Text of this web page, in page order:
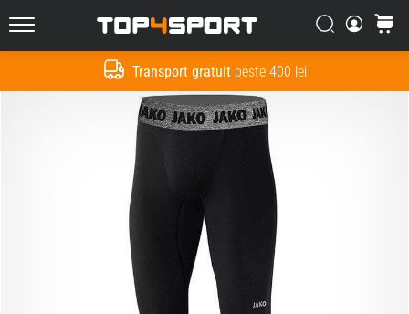
Transport gratuitpeste 400 lei
Top4Sport.ro Căutare
Cos